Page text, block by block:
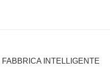
FABBRICA INTELLIGENTE